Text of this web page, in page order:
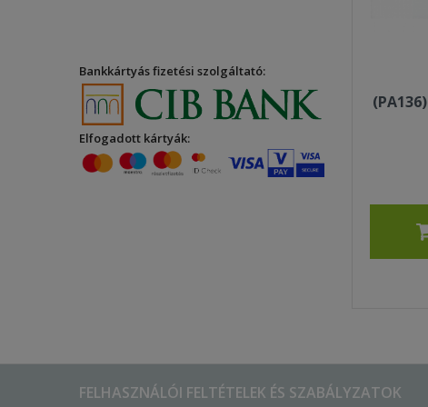
Bankkártyás fizetési szolgáltató:
Elfogadott kártyák:
(PA136)
FELHASZNÁLÓI FELTÉTELEK ÉS SZABÁLYZATOK